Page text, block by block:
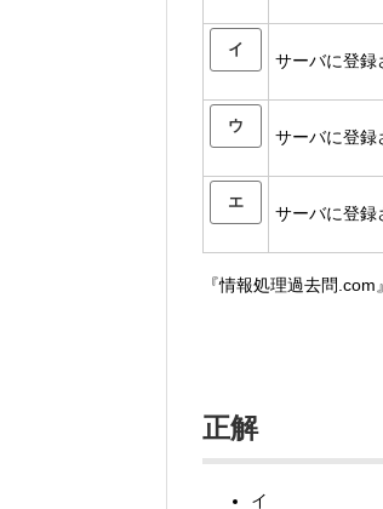
イ
サーバに登録
ウ
サーバに登録
エ
サーバに登録
『情報処理過去問
正解
イ